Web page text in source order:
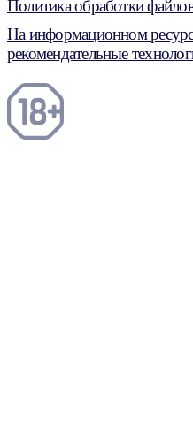
Политика обработки
На информационном
рекомендательные